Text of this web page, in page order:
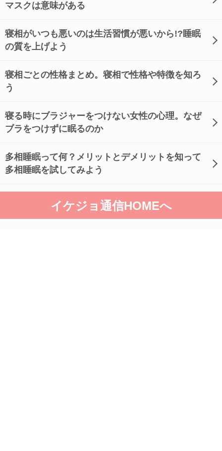
マスクは意味がある
寝相がいつも悪いのは生活習慣が悪いから!?睡眠
の質を上げよう
寝相ごとの性格まとめ。寝相で性格や特徴を知ろ
う
寝る時にブラジャーをつけない女性の心理。なぜ
ブラをつけずに眠るのか
多相睡眠って何？メリットとデメリットを知って
多相睡眠を試してみよう
イケジョ通信HOMEへ